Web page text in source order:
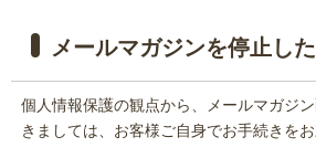
メールマガジンを停止し
個人情報保護の観点から、メールマガジ
きましては、お客様ご自身でお手続きをお